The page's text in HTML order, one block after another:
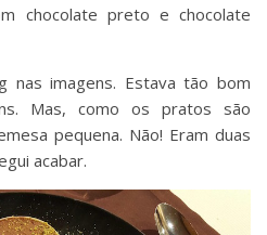
chocolate preto e chocolate
nas imagens. Estava tão bom
Mas, como os pratos são
pequena. Não! Eram duas
acabar.